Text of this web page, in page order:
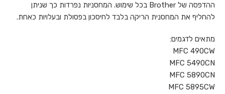
ההדפסה של Brother בכל שימוש. המחסניות נפרדות כך שניתן
להחליף את המחסנית הריקה בלבד לחיסכון בפסולת ובעלויות כאחת.
מתאים לדגמים:
MFC 490CW
MFC 5490CN
MFC 5890CN
MFC 5895CW